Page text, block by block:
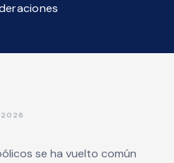
2026
se ha vuelto común